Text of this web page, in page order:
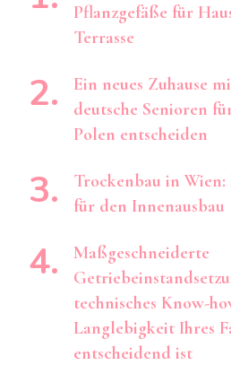
Pflanzgefäße für
Terrasse
Ein neues Zuhause
deutsche Senioren
Polen entscheiden
Trockenbau in
für den Innenausbau
Maßgeschneiderte
technisches Know-
Langlebigkeit Ihres
entscheidend ist